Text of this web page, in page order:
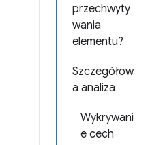
przechwyty
wania
elementu?
Szczegółow
a analiza
Wykrywani
e cech